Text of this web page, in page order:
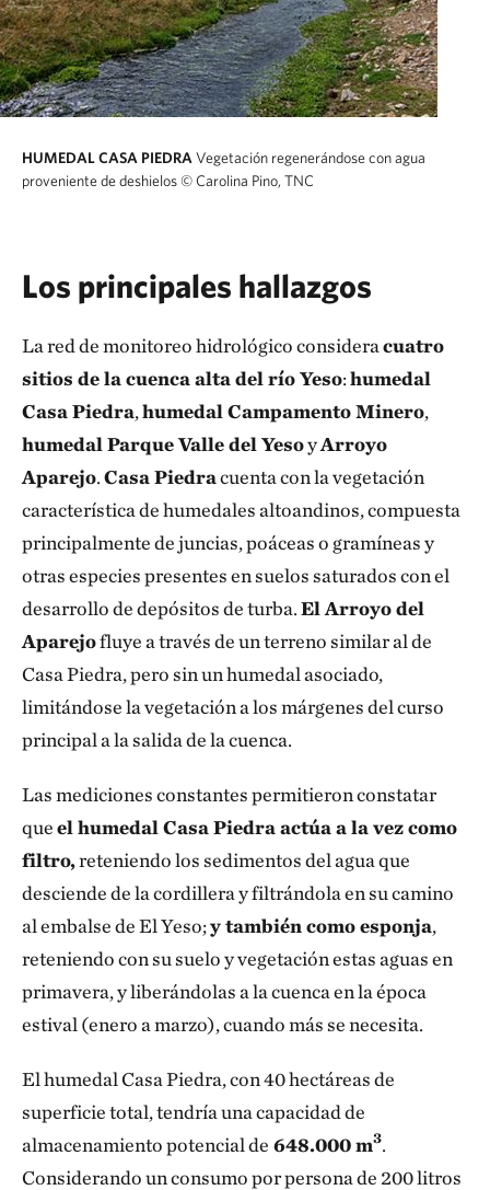
HUMEDAL CASA PIEDRA Vegetación regenerándose con agua
proveniente de deshielos© Carolina Pino, TNC
Los principales hallazgos
La red de monitoreo hidrológico consideracuatro
sitios de la cuenca alta del río Yeso:humedal
Casa Piedra,humedal Campamento Minero,
humedal Parque Valle del YesoyArroyo
Aparejo.Casa Piedracuenta con la vegetación
característica de humedales altoandinos, compuesta
principalmente de juncias, poáceas o gramíneas y
otras especies presentes en suelos saturados con el
desarrollo de depósitos de turba.El Arroyo del
Aparejofluye a través de un terreno similar al de
Casa Piedra, pero sin un humedal asociado,
limitándose la vegetación a los márgenes del curso
principal a la salida de la cuenca.
Las mediciones constantes permitieron constatar
queel humedal Casa Piedra actúa a la vez como
filtro,reteniendo los sedimentos del agua que
desciende de la cordillera y filtrándola en su camino
al embalse de El Yeso;y también como esponja,
reteniendo con su suelo y vegetación estas aguas en
primavera, y liberándolas a la cuenca en la época
estival (enero a marzo), cuando más se necesita.
El humedal Casa Piedra, con 40 hectáreas de
superficie total, tendría una capacidad de
almacenamiento potencial de 648.000 m3.
Considerando un consumo por persona de 200 litros